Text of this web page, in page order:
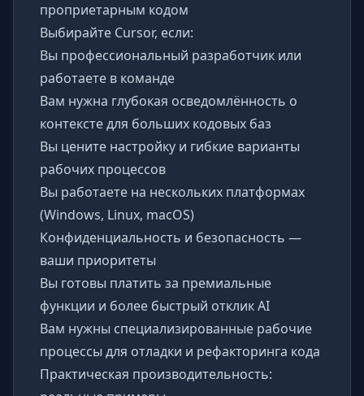
проприетарным кодом
Выбирайте Cursor, если:
Вы профессиональный разработчик или
работаете в команде
Вам нужна глубокая осведомлённость о
контексте для больших кодовых баз
Вы цените настройку и гибкие варианты
рабочих процессов
Вы работаете на нескольких платформах
(Windows, Linux, macOS)
Конфиденциальность и безопасность —
ваши приоритеты
Вы готовы платить за премиальные
функции и более быстрый отклик AI
Вам нужны специализированные рабочие
процессы для отладки и рефакторинга кода
Практическая производительность: